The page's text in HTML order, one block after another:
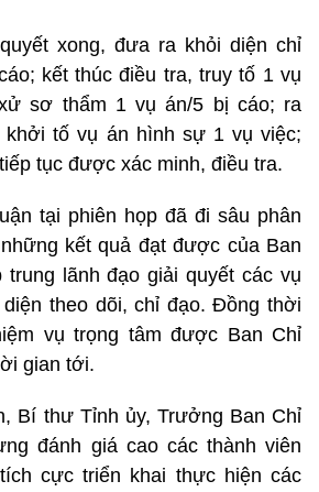
xong, đưa ra khỏi diện chỉ
kết thúc điều tra, truy tố 1 vụ
sơ thẩm 1 vụ án/5 bị cáo; ra
khởi tố vụ án hình sự 1 vụ việc;
tục được xác minh, điều tra.
tại phiên họp đã đi sâu phân
kết quả đạt được của Ban
trung lãnh đạo giải quyết các vụ
theo dõi, chỉ đạo. Đồng thời
vụ trọng tâm được Ban Chỉ
gian tới.
Bí thư Tỉnh ủy, Trưởng Ban Chỉ
đánh giá cao các thành viên
cực triển khai thực hiện các